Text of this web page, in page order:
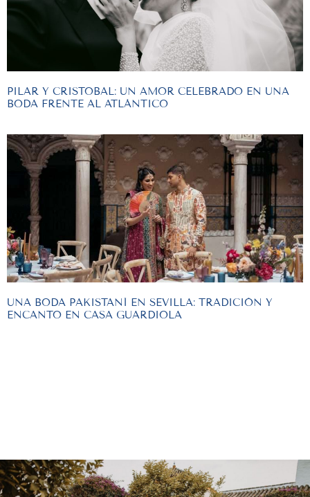
PILAR Y CRISTOBAL: UN AMOR CELEBRADO EN UNA
BODA FRENTE AL ATLÁNTICO
UNA BODA PAKISTANÍ EN SEVILLA: TRADICIÓN Y
ENCANTO EN CASA GUARDIOLA